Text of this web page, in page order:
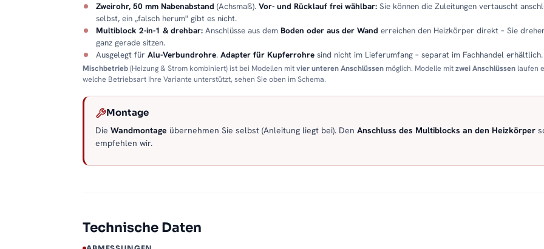
Zweirohr, 50 mm Nabenabstand (Achsmaß). Vor- und Rücklauf frei wählbar: Sie können die Zuleitungen vertauscht
selbst, ein „falsch herum" gibt es nicht.
Multiblock 2-in-1 & drehbar: Anschlüsse aus dem Boden oder aus der Wand erreichen den Heizkörper direkt – Sie
ganz gerade sitzen.
Ausgelegt für Alu-Verbundrohre. Adapter für Kupferrohre sind nicht im Lieferumfang – separat im Fachhandel erhältlich.
Mischbetrieb(Heizung & Strom kombiniert) ist bei Modellen mitvier unteren Anschlüssen möglich. Modelle mitzwei Anschlüssen laufen
welche Betriebsart Ihre Variante unterstützt, sehen Sie oben im Schema.
Montage
Die Wandmontage übernehmen Sie selbst (Anleitung liegt bei). Den Anschluss des Multiblocks an den Heizkörper
empfehlen wir.
Technische Daten